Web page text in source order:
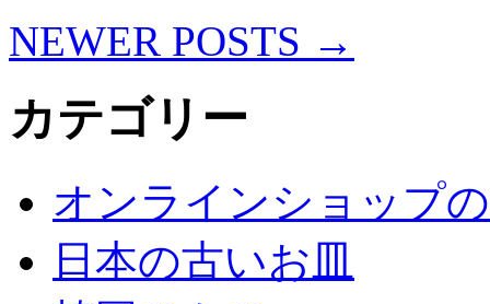
NEWER POSTS →
カテゴリー
オンラインショップ
日本の古いお皿